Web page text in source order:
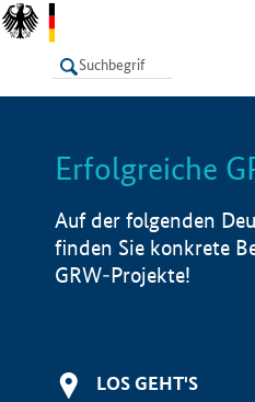
LISTE
Erfolgreiche
Auf der folgenden
finden Sie konkrete
GRW-Projekte!
LOS GEHT'S